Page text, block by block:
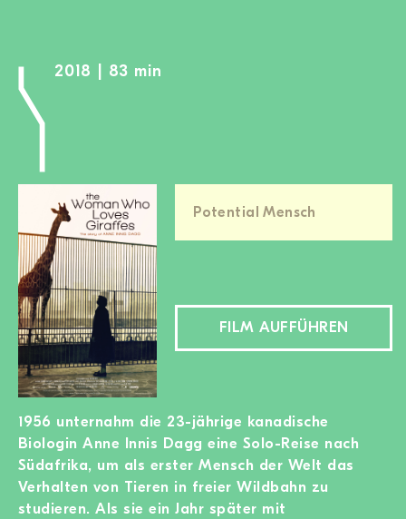
2018 | 83 min
Potential Mensch
FILM AUFFÜHREN
1956 unternahm die 23-jährige kanadische
Biologin Anne Innis Dagg eine Solo-Reise nach
Südafrika, um als erster Mensch der Welt das
Verhalten von Tieren in freier Wildbahn zu
studieren. Als sie ein Jahr später mit